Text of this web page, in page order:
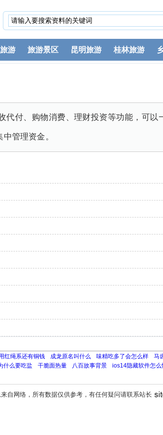
游 旅游景区 昆明旅游 桂林旅游
付、购物消费、理财投资等功能，可以
管理资金。
红绳系还有铜钱 成龙原名叫什么 味精吃多了会怎么样 马
什么要吃盐 干脆面热量 八百故事背景 ios14隐藏软件怎么
自网络，所有数据仅供参考，有任何疑问请联系站长